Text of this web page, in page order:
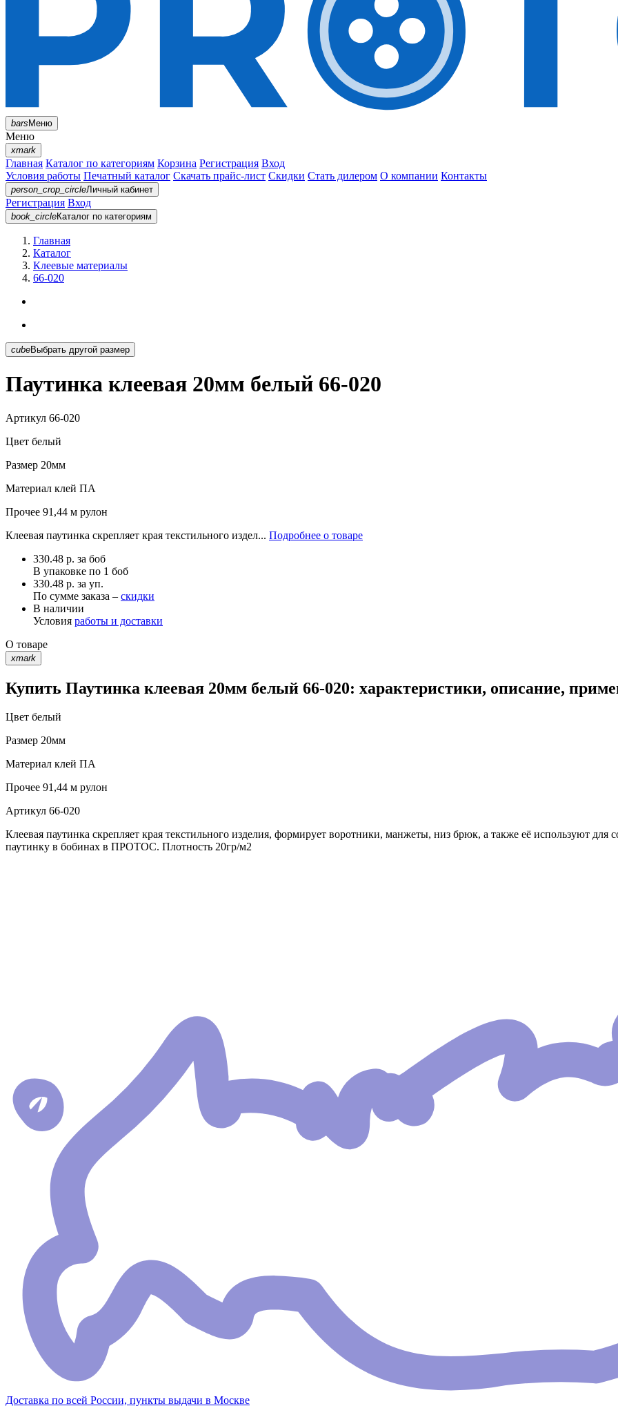
barsМеню
Меню
xmark
Главная Каталог по категориям Корзина Регистрация Вход
Условия работы Печатный каталог Скачать прайс-лист Скидки Стать дилером О компании Контакты
person_crop_circleЛичный кабинет
Регистрация Вход
book_circleКаталог по категориям
Главная
Каталог
Клеевые материалы
66-020
cubeВыбрать другой размер
Паутинка клеевая 20мм белый 66-020
Артикул 66-020
Цвет белый
Размер 20мм
Материал клей ПА
Прочее 91,44 м рулон
Клеевая паутинка скрепляет края текстильного издел... Подробнее о товаре
330.48 р. за боб
В упаковке по 1 боб
330.48 р. за уп.
По сумме заказа – скидки
В наличии
Условия работы и доставки
О товаре
xmark
Купить Паутинка клеевая 20мм белый 66-020: характеристики, описание,
Цвет белый
Размер 20мм
Материал клей ПА
Прочее 91,44 м рулон
Артикул 66-020
Клеевая паутинка скрепляет края текстильного изделия, формирует воротники, манжеты, низ брюк, а также её используют
паутинку в бобинах в ПРОТОС. Плотность 20гр/м2
Доставка по всей России, пункты выдачи в Москве